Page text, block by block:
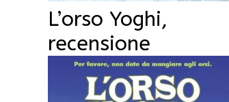
L’orso Yoghi,
recensione